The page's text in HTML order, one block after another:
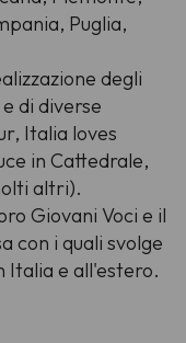
Puglia,
degli
di diverse
Italia loves
in Cattedrale,
altri).
Giovani Voci e il
con i quali svolge
Italia e all'estero.